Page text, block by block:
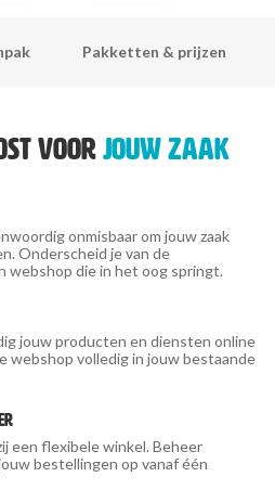
Pakketten & prijzen
voorjouw zaak
onmisbaar om jouw zaak
Onderscheid je van de
webshop die in het oog springt.
jouw producten en diensten online
webshop volledig in jouw bestaande
een flexibele winkel. Beheer
bestellingen op vanaf één